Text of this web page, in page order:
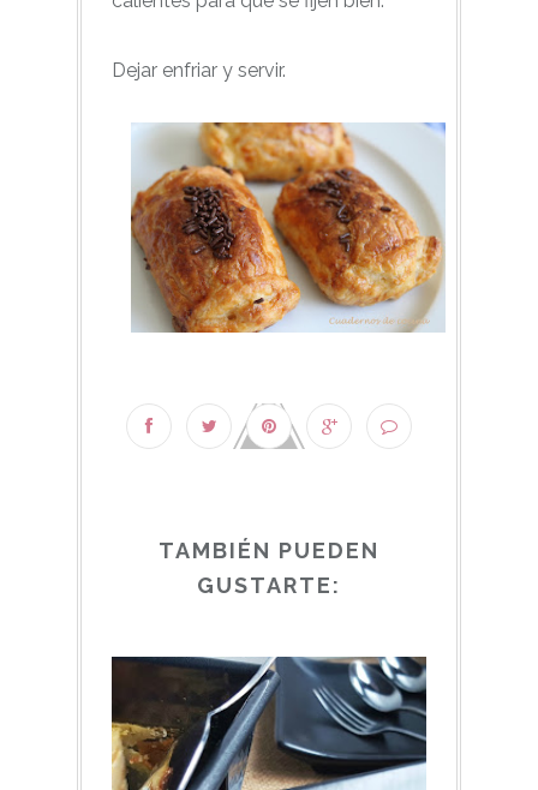
Dejar enfriar y servir.
TAMBIÉN PUEDEN
GUSTARTE: